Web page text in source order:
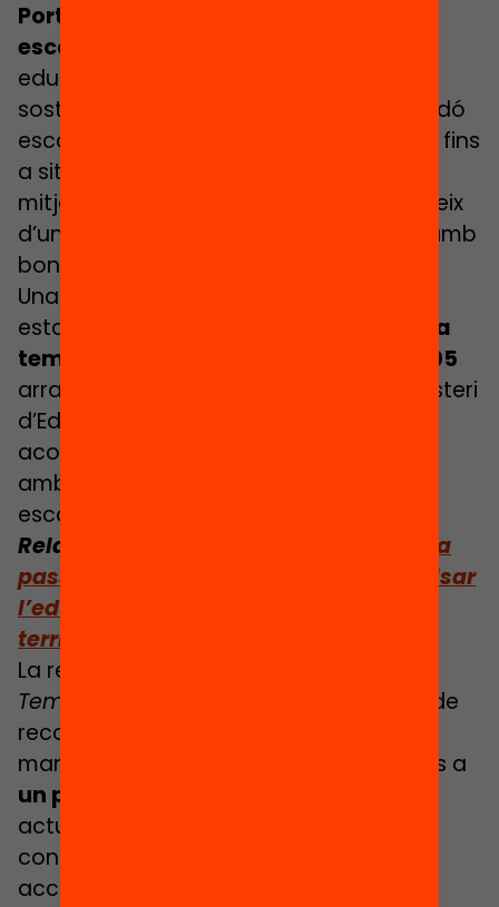
Portugal ha guanyat rellevància a
escala internacional
educativa reeixida que de manera
sostinguda ha aconseguit reduir l’abandó
escolar i millorar els resultats educatius fins
a situar-se en estàndards similars a la
mitjana europea. A més, Portugal gaudeix
d’una escola pública poc segregada i amb
bona reputació social.
Una de les peces d’aquesta política ha
estat
la generalització de les escoles a
temps complet, impulsades l’any 2005
arran d’una reforma educativa del Ministeri
d’Educació i implementada mitjançant
acords de col·laboració i finançament
amb els Ajuntaments i les direccions
escolars.
Relacionat:
Educació 360 fa una crida a
passar del consens a l’acció per impulsar
l’educació a temps complet a tot el
territori
La reforma que va impulsar l’
Tempo Inteiro
suma ja més de 15 anys de
recorregut. La reforma va aconseguir
mantenir-se tot i la crisi de 2008 gràcies a
un pacte social i polític sòlid
actualment és un model d’escola
consolidat que gaudeix d’una àmplia
acceptació.